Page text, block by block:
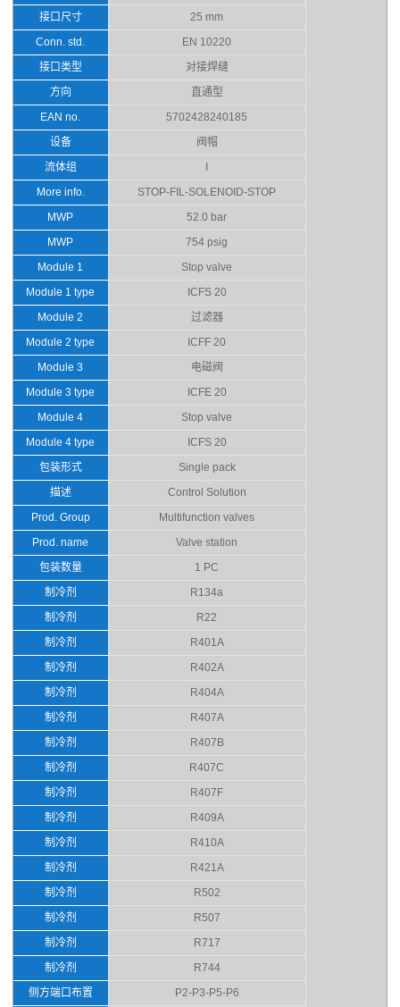
接口尺寸
25 mm
Conn. std.
EN 10220
接口类型
对接焊缝
方向
直通型
EAN no.
5702428240185
设备
阀帽
流体组
More info.
STOP-FIL-SOLENOID-STOP
MWP
52.0 bar
MWP
754 psig
Module 1
Stop valve
Module 1 type
ICFS 20
Module 2
过滤器
Module 2 type
ICFF 20
Module 3
电磁阀
Module 3 type
ICFE 20
Module 4
Stop valve
Module 4 type
ICFS 20
包装形式
Single pack
描述
Control Solution
Prod. Group
Multifunction valves
Prod. name
Valve station
包装数量
1 PC
制冷剂
R134a
制冷剂
R22
制冷剂
R401A
制冷剂
R402A
制冷剂
R404A
制冷剂
R407A
制冷剂
R407B
制冷剂
R407C
制冷剂
R407F
制冷剂
R409A
制冷剂
R410A
制冷剂
R421A
制冷剂
R502
制冷剂
R507
制冷剂
R717
制冷剂
R744
侧方端口布置
P2-P3-P5-P6